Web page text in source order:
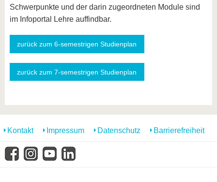
Schwerpunkte und der darin zugeordneten Module sind
im Infoportal Lehre auffindbar.
zurück zum 6-semestrigen Studienplan
zurück zum 7-semestrigen Studienplan
Kontakt Impressum Datenschutz Barrierefreiheit